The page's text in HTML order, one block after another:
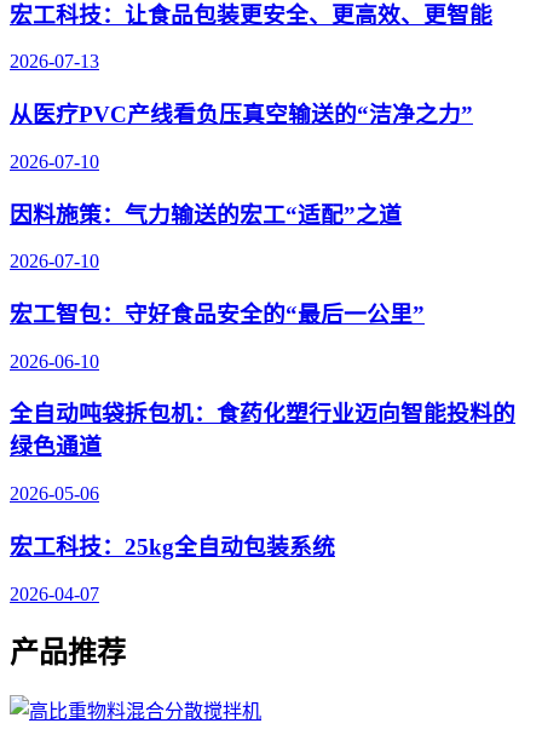
宏工科技：让食品包装更安全、更高效、更智能
2026-07-13
从医疗PVC产线看负压真空输送的“洁净之力”
2026-07-10
因料施策：气力输送的宏工“适配”之道
2026-07-10
宏工智包：守好食品安全的“最后一公里”
2026-06-10
全自动吨袋拆包机：食药化塑行业迈向智能投料的
绿色通道
2026-05-06
宏工科技：25kg全自动包装系统
2026-04-07
产品推荐